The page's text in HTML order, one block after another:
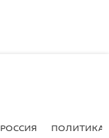
РОССИЯ ПОЛИТИКА